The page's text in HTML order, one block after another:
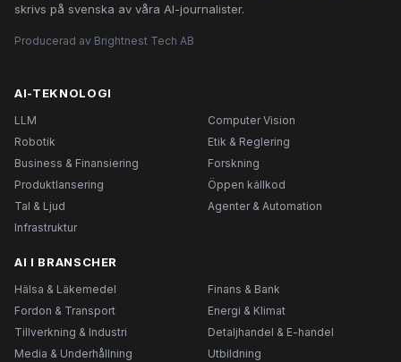
skrivs på svenska av våra AI-journalister.
Producerad av Brightnest Tech AB
AI-TEKNOLOGI
LLM
Computer Vision
Robotik
Etik & Reglering
Business & Finansiering
Forskning
Produktlansering
Öppen källkod
Tal & Ljud
Agenter & Automation
Infrastruktur
AI I BRANSCHER
Hälsa & Läkemedel
Finans & Bank
Fordon & Transport
Energi & Klimat
Tillverkning & Industri
Detaljhandel & E-handel
Media & Underhållning
Utbildning